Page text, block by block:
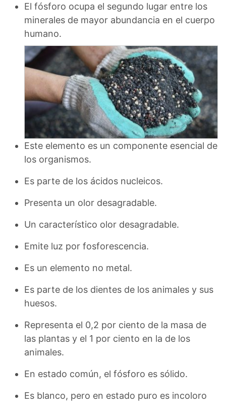
El fósforo ocupa el segundo lugar entre los
minerales de mayor abundancia en el cuerpo
humano.
Este elemento es un componente esencial de
los organismos.
Es parte de los ácidos nucleicos.
Presenta un olor desagradable.
Un característico olor desagradable.
Emite luz por fosforescencia.
Es un elemento no metal.
Es parte de los dientes de los animales y sus
huesos.
Representa el 0,2 por ciento de la masa de
las plantas y el 1 por ciento en la de los
animales.
En estado común, el fósforo es sólido.
Es blanco, pero en estado puro es incoloro